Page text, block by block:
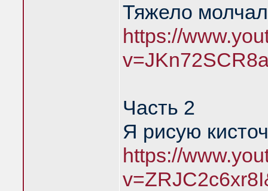
Тяжело
https://
Часть 2
Я рисую
https://